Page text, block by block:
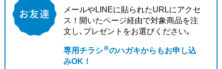
メールやLINEに貼られたURLにアクセ
ス！ 開いたページ経由で対象商品を注
文し､ プレゼントをお選びください｡
専用チラシ※のハガキからもお申し込
みOK！